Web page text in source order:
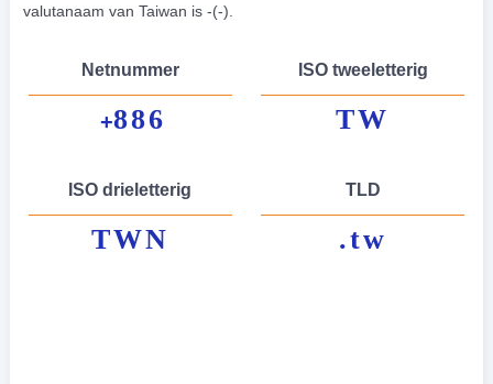
valutanaam van Taiwan is -(-).
Netnummer
+886
ISO tweeletterig
TW
ISO drieletterig
TWN
TLD
.tw